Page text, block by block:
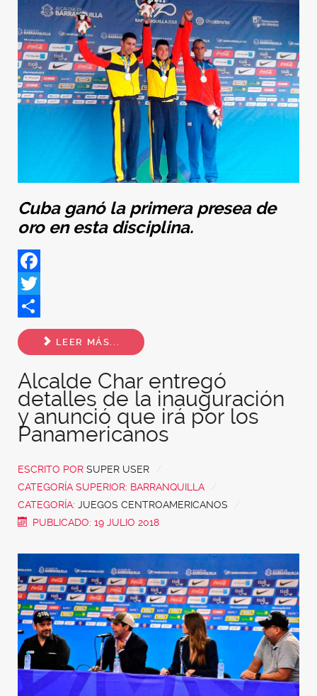
Cuba ganó la primera presea de
oro en esta disciplina.
Facebook
Twitter
Share
LEER MÁS...
Alcalde Char entregó
detalles de la inauguración
y anunció que irá por los
Panamericanos
ESCRITO POR SUPER USER
CATEGORÍA SUPERIOR: BARRANQUILLA
CATEGORÍA: JUEGOS CENTROAMERICANOS
PUBLICADO: 19 JULIO 2018